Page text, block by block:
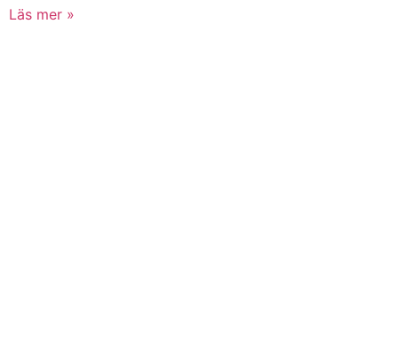
Läs mer »